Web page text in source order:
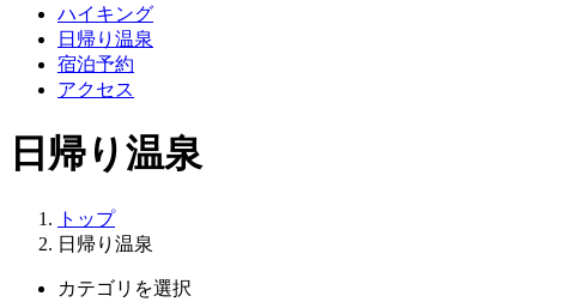
ハイキング
日帰り温泉
宿泊予約
アクセス
日帰り温泉
トップ
日帰り温泉
カテゴリを選択